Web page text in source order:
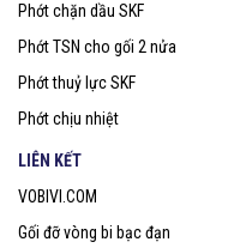
Phớt chặn dầu SKF
Phớt TSN cho gối 2 nửa
Phớt thuỷ lực SKF
Phớt chịu nhiệt
LIÊN KẾT
VOBIVI.COM
Gối đỡ vòng bi bạc đạn